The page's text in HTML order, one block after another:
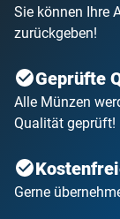
Sie können Ihre
zurückgeben!
Geprüfte
Alle Münzen
Qualität geprüft!
Gerne